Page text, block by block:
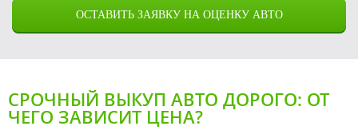
ОСТАВИТЬ ЗАЯВКУ НА ОЦЕНКУ АВТО
СРОЧНЫЙ ВЫКУП АВТО ДОРОГО: ОТ
ЧЕГО ЗАВИСИТ ЦЕНА?